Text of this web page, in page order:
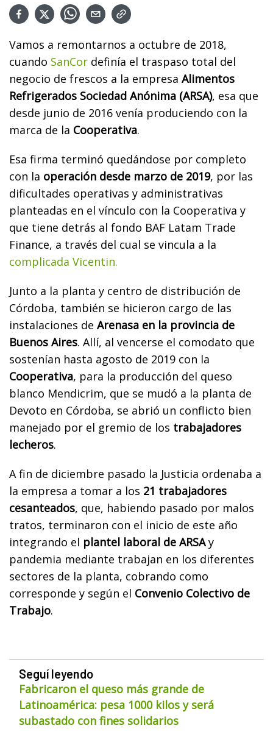
Vamos a remontarnos a octubre de 2018,
cuando SanCor definía el traspaso total del
negocio de frescos a la empresa Alimentos
Refrigerados Sociedad Anónima (ARSA), esa que
desde junio de 2016 venía produciendo con la
marca de la Cooperativa.
Esa firma terminó quedándose por completo
con la operación desde marzo de 2019, por las
dificultades operativas y administrativas
planteadas en el vínculo con la Cooperativa y
que tiene detrás al fondo BAF Latam Trade
Finance, a través del cual se vincula a la
complicada Vicentin.
Junto a la planta y centro de distribución de
Córdoba, también se hicieron cargo de las
instalaciones de Arenasa en la provincia de
Buenos Aires. Allí, al vencerse el comodato que
sostenían hasta agosto de 2019 con la
Cooperativa, para la producción del queso
blanco Mendicrim, que se mudó a la planta de
Devoto en Córdoba, se abrió un conflicto bien
manejado por el gremio de los trabajadores
lecheros.
A fin de diciembre pasado la Justicia ordenaba a
la empresa a tomar a los 21 trabajadores
cesanteados, que, habiendo pasado por malos
tratos, terminaron con el inicio de este año
integrando el plantel laboral de ARSAy
pandemia mediante trabajan en los diferentes
sectores de la planta, cobrando como
corresponde y según el Convenio Colectivo de
Trabajo.
Seguí leyendo
Fabricaron el queso más grande de
Latinoamérica: pesa 1000 kilos y será
subastado con fines solidarios